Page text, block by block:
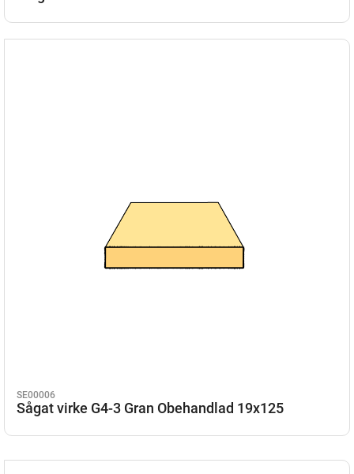
SE00006
Sågat virke G4-3 Gran Obehandlad 19x125